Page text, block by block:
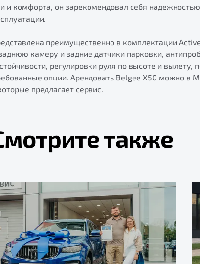
комфорта, он зарекомендовал себя
преимущественно в комплектации
камеру и задние датчики парковки,
регулировки руля по высоте и вылету,
опции. Арендовать Belgee X50 можно в
предлагает сервис.
также